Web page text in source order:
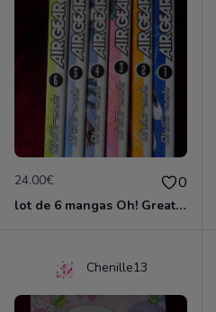
24.00€ 0
lot de 6 mangas Oh! Great AIR GEAR
Chenille13